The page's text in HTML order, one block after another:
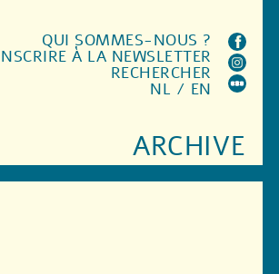
ARCHIVE
QUI SOMMES-NOUS ?
À LA NEWSLETTER
RECHERCHER
NL / EN